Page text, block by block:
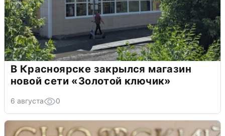
В Красноярске закрылся магазин
новой сети «Золотой ключик»
6 августа 0